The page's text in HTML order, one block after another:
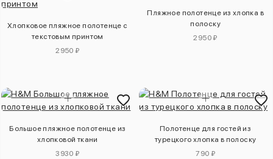
Хлопковое пляжное полотенце с
текстовым принтом
2950 ₽
Пляжное полотенце из хлопка в
полоску
2950 ₽
Большое пляжное полотенце из
хлопковой ткани
3930 ₽
Полотенце для гостей из
турецкого хлопка в полоску
790 ₽